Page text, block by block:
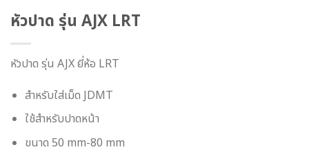
หัวปาด รุ่น AJX LRT
หัวปาด รุ่น AJX ยี่ห้อ LRT
สำหรับใส่เม็ด JDMT
ใช้สำหรับปาดหน้า
ขนาด 50 mm-80 mm